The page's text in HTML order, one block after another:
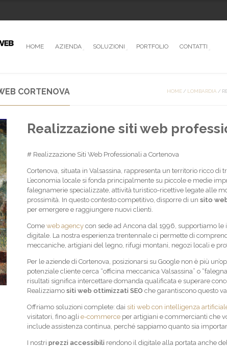
HOME AZIENDA SOLUZIONI PORTFOLIO CONTATTI
HOME / LOMBARDIA /
CORTENOVA
Realizzazione siti web
# Realizzazione Siti Web Professionali a Cortenova
Cortenova, situata in Valsassina, rappresenta un territorio ricco di
L’economia locale si fonda principalmente su piccole e medie
falegnamerie specializzate, attività turistico-ricettive legate alle
prossimità. In questo contesto competitivo, disporre di un sito
per emergere e raggiungere nuovi clienti.
Come web agencycon sede ad Ancona dal 1996, supportiamo le
digitale. La nostra esperienza trentennale ci permette di
meccaniche, artigiani del legno, rifugi montani, negozi locali e
Per le aziende di Cortenova, posizionarsi su Google non è più
potenziale cliente cerca “officina meccanica Valsassina” o
risultati significa intercettare domanda qualificata e superare
Realizziamo siti web ottimizzati SEO che garantiscono questo
Offriamo soluzioni complete: dai siti web con intelligenza
visitatori, fino agli e-commerceper artigiani e commercianti che
include assistenza continua, perché sappiamo quanto sia
I nostri prezzi accessibili rendono il digitale alla portata anche